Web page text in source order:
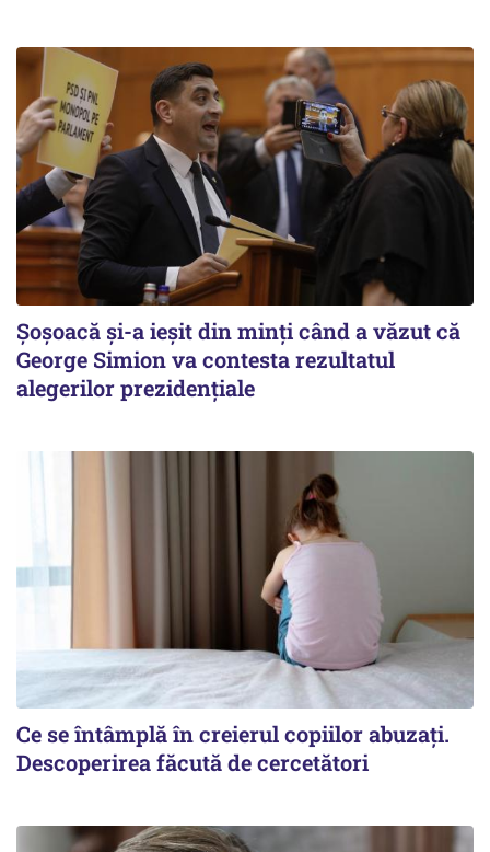
Șoșoacă și-a ieșit din minți când a văzut că
George Simion va contesta rezultatul
alegerilor prezidențiale
Ce se întâmplă în creierul copiilor abuzați.
Descoperirea făcută de cercetători